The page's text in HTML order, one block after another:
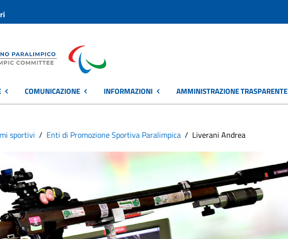
COMUNICAZIONE INFORMAZIONI AMMINISTRAZIONE TRASPARENTE
sportivi Enti di Promozione Sportiva Paralimpica Liverani Andrea